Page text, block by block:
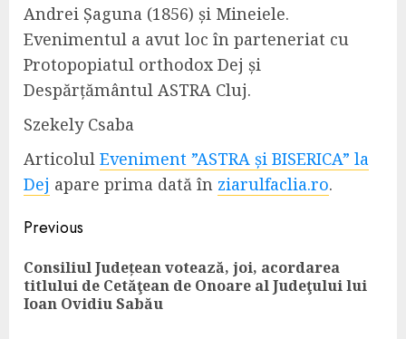
Andrei Șaguna (1856) și Mineiele.
Evenimentul a avut loc în parteneriat cu
Protopopiatul orthodox Dej și
Despărțământul ASTRA Cluj.
Szekely Csaba
Articolul Eveniment ”ASTRA și BISERICA” la
Dej apare prima dată în ziarulfaclia.ro.
Continue
Reading
Previous
Consiliul Județean votează, joi, acordarea
titlului de Cetăţean de Onoare al Judeţului lui
Ioan Ovidiu Sabău